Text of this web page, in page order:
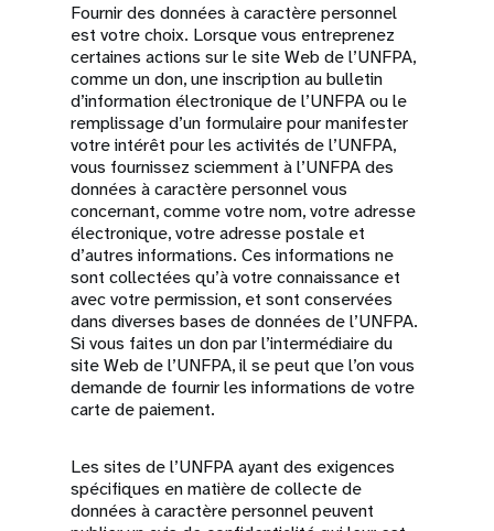
Fournir des données à caractère personnel
est votre choix. Lorsque vous entreprenez
certaines actions sur le site Web de l’UNFPA,
comme un don, une inscription au bulletin
d’information électronique de l’UNFPA ou le
remplissage d’un formulaire pour manifester
votre intérêt pour les activités de l’UNFPA,
vous fournissez sciemment à l’UNFPA des
données à caractère personnel vous
concernant, comme votre nom, votre adresse
électronique, votre adresse postale et
d’autres informations. Ces informations ne
sont collectées qu’à votre connaissance et
avec votre permission, et sont conservées
dans diverses bases de données de l’UNFPA.
Si vous faites un don par l’intermédiaire du
site Web de l’UNFPA, il se peut que l’on vous
demande de fournir les informations de votre
carte de paiement.
Les sites de l’UNFPA ayant des exigences
spécifiques en matière de collecte de
données à caractère personnel peuvent